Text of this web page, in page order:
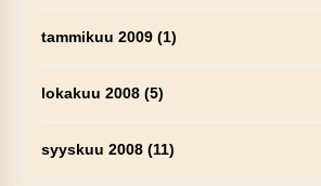
tammikuu 2009(1)
lokakuu 2008(5)
syyskuu 2008(11)